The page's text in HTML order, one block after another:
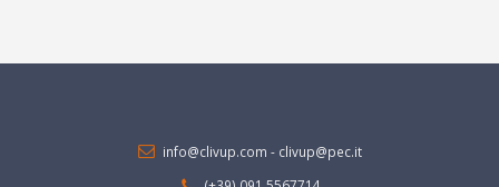
info@clivup.com - clivup@pec.it